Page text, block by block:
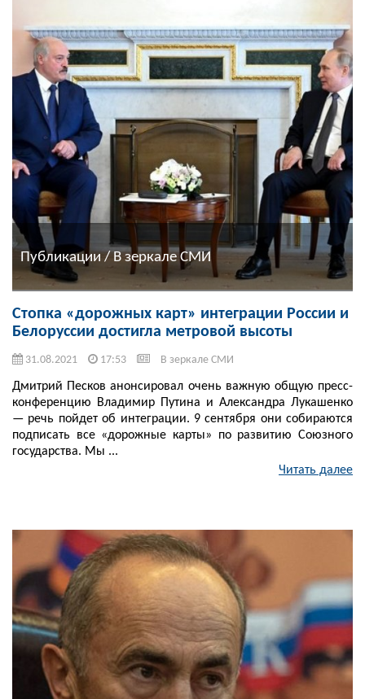
Публикации / В зеркале СМИ
Стопка «дорожных карт» интеграции России и
Белоруссии достигла метровой высоты
31.08.2021 17:53 В зеркале СМИ
Дмитрий Песков анонсировал очень важную общую пресс-
конференцию Владимир Путина и Александра Лукашенко
— речь пойдет об интеграции. 9 сентября они собираются
подписать все «дорожные карты» по развитию Союзного
государства. Мы ...
Читать далее